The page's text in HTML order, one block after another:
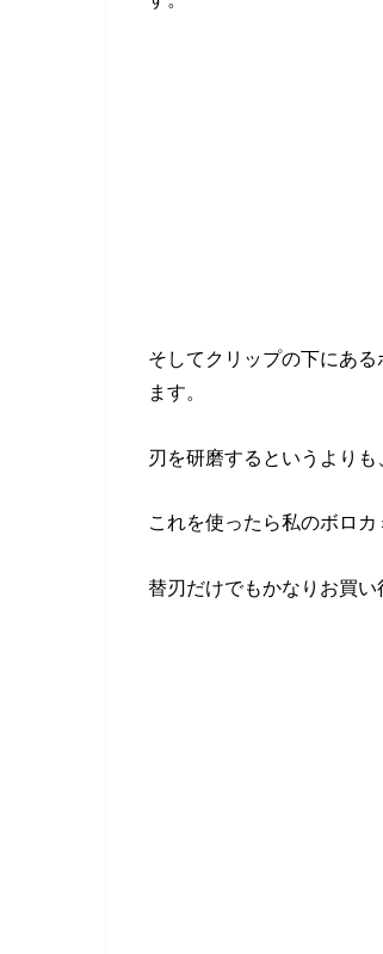
そしてクリップの下にあ
ます。
刃を研磨するというより
これを使ったら私のボロ
替刃だけでもかなりお買